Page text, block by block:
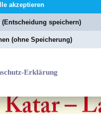
akzeptieren
speichern)
(ohne Speicherung)
Erklärung